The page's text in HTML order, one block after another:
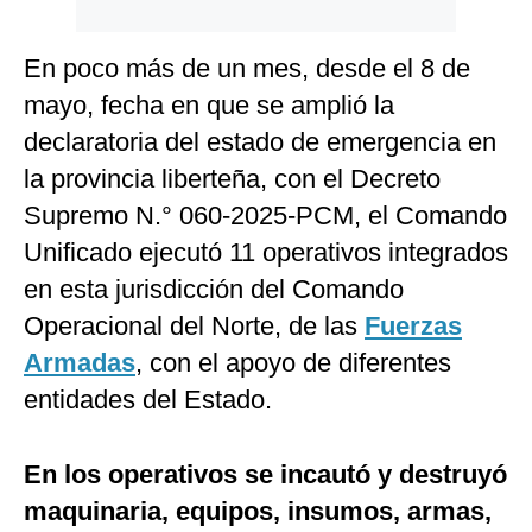
En poco más de un mes, desde el 8 de
mayo, fecha en que se amplió la
declaratoria del estado de emergencia en
la provincia liberteña, con el Decreto
Supremo N.° 060-2025-PCM, el Comando
Unificado ejecutó 11 operativos integrados
en esta jurisdicción del Comando
Operacional del Norte, de las Fuerzas
Armadas, con el apoyo de diferentes
entidades del Estado.
En los operativos se incautó y destruyó
maquinaria, equipos, insumos, armas,